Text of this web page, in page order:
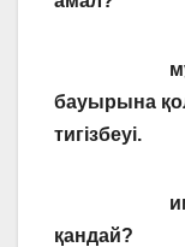
бауырына
тигізбеуі.
қандай?